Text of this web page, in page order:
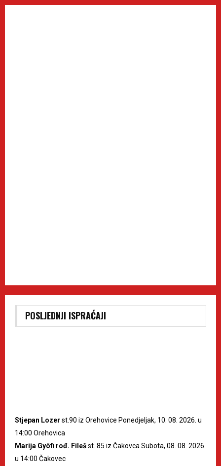
POSLJEDNJI ISPRAĆAJI
Stjepan Lozer st.90 iz Orehovice Ponedjeljak, 10. 08. 2026. u
14:00 Orehovica
Marija Gyöfi rođ. Filešst. 85 iz Čakovca Subota, 08. 08. 2026.
u 14:00 Čakovec